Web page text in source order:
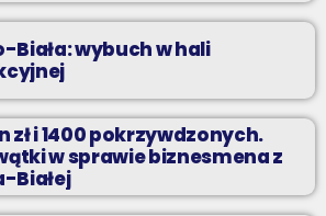
Biała: wybuch w hali
zł i 1400 pokrzywdzonych.
w sprawie biznesmena z
Białej